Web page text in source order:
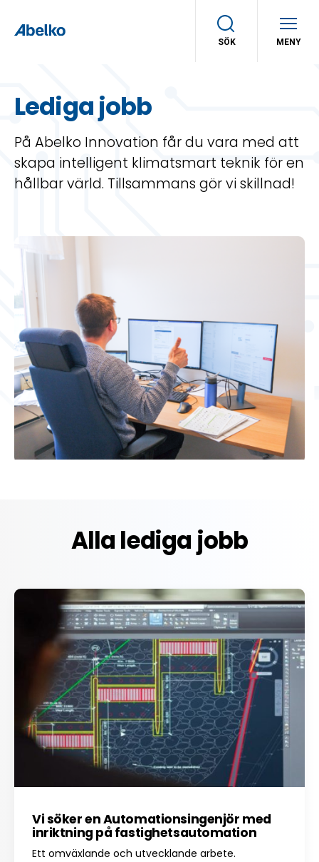
SÖK MENY
Lediga jobb
På Abelko Innovation får du vara med att
skapa intelligent klimatsmart teknik för en
hållbar värld. Tillsammans gör vi skillnad!
Alla lediga jobb
Vi söker en Automationsingenjör med
inriktning på fastighetsautomation
Ett omväxlande och utvecklande arbete.